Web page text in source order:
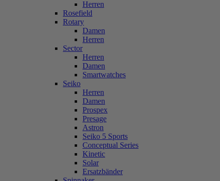
Herren
Rosefield
Rotary
Damen
Herren
Sector
Herren
Damen
Smartwatches
Seiko
Herren
Damen
Prospex
Presage
Astron
Seiko 5 Sports
Conceptual Series
Kinetic
Solar
Ersatzbänder